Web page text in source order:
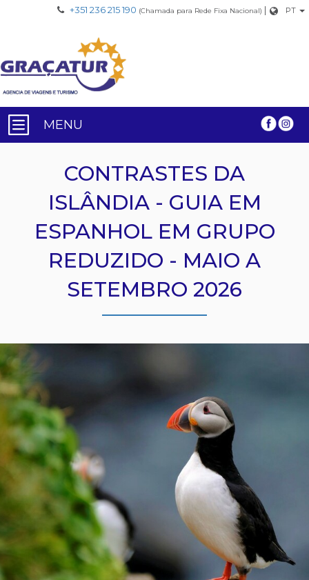
+351 236 215 190 (Chamada para Rede Fixa Nacional) | PT
MENU
CONTRASTES DA
ISLÂNDIA - GUIA EM
ESPANHOL EM GRUPO
REDUZIDO - MAIO A
SETEMBRO 2026